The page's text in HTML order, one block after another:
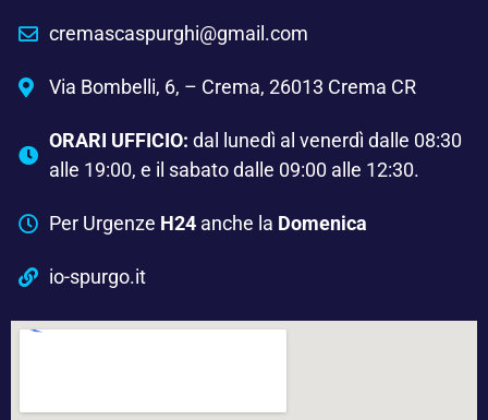
cremascaspurghi@gmail.com
Via Bombelli, 6, – Crema, 26013 Crema CR
ORARI UFFICIO: dal lunedì al venerdì dalle 08:30
alle 19:00, e il sabato dalle 09:00 alle 12:30.
Per Urgenze H24 anche la Domenica
io-spurgo.it